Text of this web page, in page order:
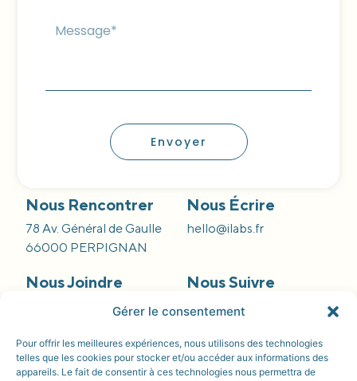
Gérer le consentement
Pour offrir les meilleures expériences, nous utilisons des technologies
telles que les cookies pour stocker et/ou accéder aux informations des
appareils. Le fait de consentir à ces technologies nous permettra de
Envoyer
Nous Rencontrer
78 Av. Général de Gaulle
66000 PERPIGNAN
Nous Écrire
hello@ilabs.fr
Nous Joindre Nous Suivre